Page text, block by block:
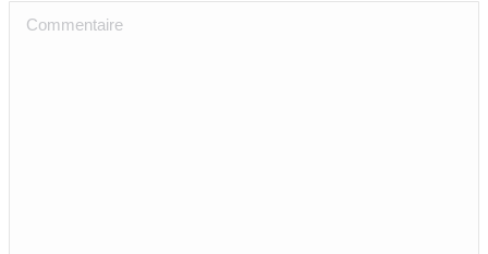
Commentaire